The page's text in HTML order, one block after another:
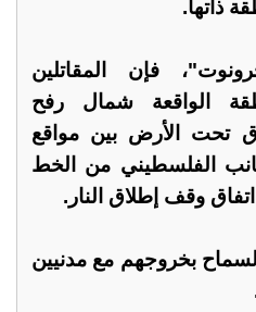
ذاتها.
فإن المقاتلين
الواقعة شمال رفح
تحت الأرض بين مواقع
الفلسطيني من الخط
وقف إطلاق النار.
بخروجهم مع مدنيين